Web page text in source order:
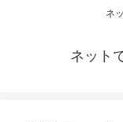
ネ
ネット